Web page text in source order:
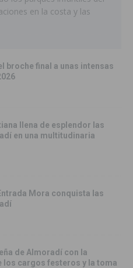
en la costa y las
broche final a unas intensas
llena de esplendor las
en una multitudinaria
Mora conquista las
de Almoradí con la
los cargos festeros y la toma